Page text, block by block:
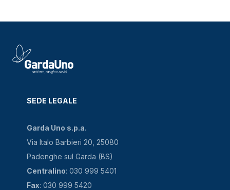
SEDE LEGALE
Garda Uno s.p.a.
Via Italo Barbieri 20, 25080
Padenghe sul Garda (BS)
Centralino: 030 999 5401
Fax: 030 999 5420